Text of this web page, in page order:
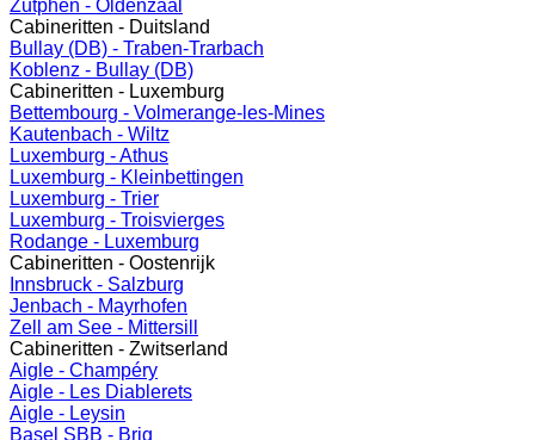
Zutphen - Oldenzaal
Cabineritten - Duitsland
Bullay (DB) - Traben-Trarbach
Koblenz - Bullay (DB)
Cabineritten - Luxemburg
Bettembourg - Volmerange-les-Mines
Kautenbach - Wiltz
Luxemburg - Athus
Luxemburg - Kleinbettingen
Luxemburg - Trier
Luxemburg - Troisvierges
Rodange - Luxemburg
Cabineritten - Oostenrijk
Innsbruck - Salzburg
Jenbach - Mayrhofen
Zell am See - Mittersill
Cabineritten - Zwitserland
Aigle - Champéry
Aigle - Les Diablerets
Aigle - Leysin
Basel SBB - Brig